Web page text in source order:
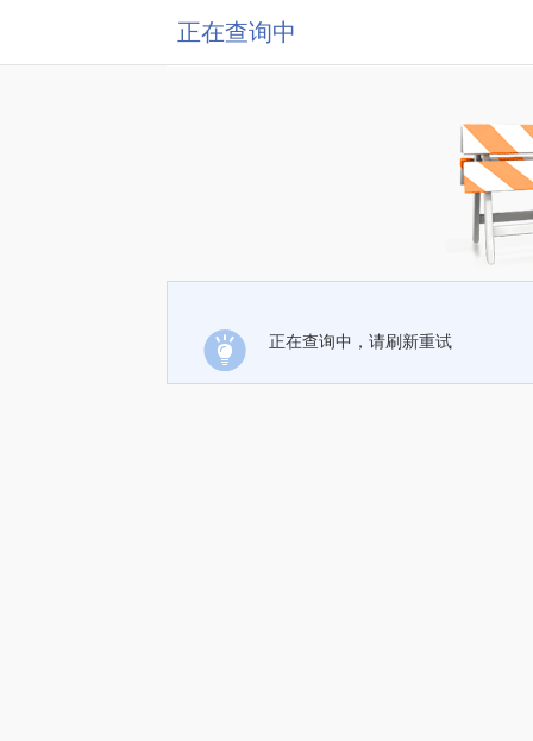
正在查询中
正在查询中，请刷新重试